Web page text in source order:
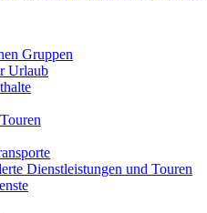
Gruppen
Urlaub
Dienstleistungen und Touren